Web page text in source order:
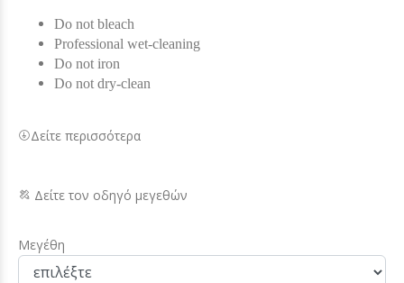
Do not bleach
Professional wet-cleaning
Do not iron
Do not dry-clean
Δείτε περισσότερα
Δείτε τον οδηγό μεγεθών
Μεγέθη